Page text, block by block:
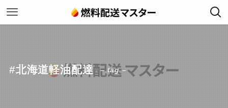
#北海道軽油配達 – tag –